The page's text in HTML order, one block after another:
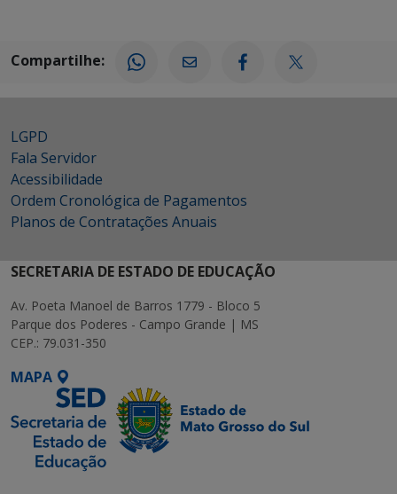
Compartilhe:
LGPD
Fala Servidor
Acessibilidade
Ordem Cronológica de Pagamentos
Planos de Contratações Anuais
SECRETARIA DE ESTADO DE EDUCAÇÃO
Av. Poeta Manoel de Barros 1779 - Bloco 5
Parque dos Poderes - Campo Grande | MS
CEP.: 79.031-350
MAPA